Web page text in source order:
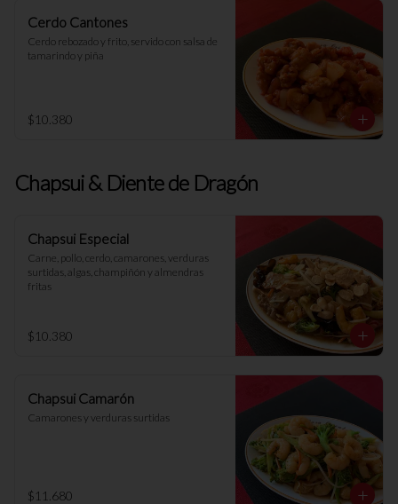
Cerdo Cantones
Cerdo rebozado y frito, servido con salsa de
tamarindo y piña
$10.380
Chapsui & Diente de Dragón
Chapsui Especial
Carne, pollo, cerdo, camarones, verduras
surtidas, algas, champiñón y almendras
fritas
$10.380
Chapsui Camarón
Camarones y verduras surtidas
$11.680